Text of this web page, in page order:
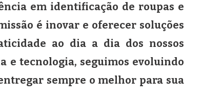
em identificação de roupas e
é inovar e oferecer soluções
ao dia a dia dos nossos
e tecnologia, seguimos evoluindo
sempre o melhor para sua